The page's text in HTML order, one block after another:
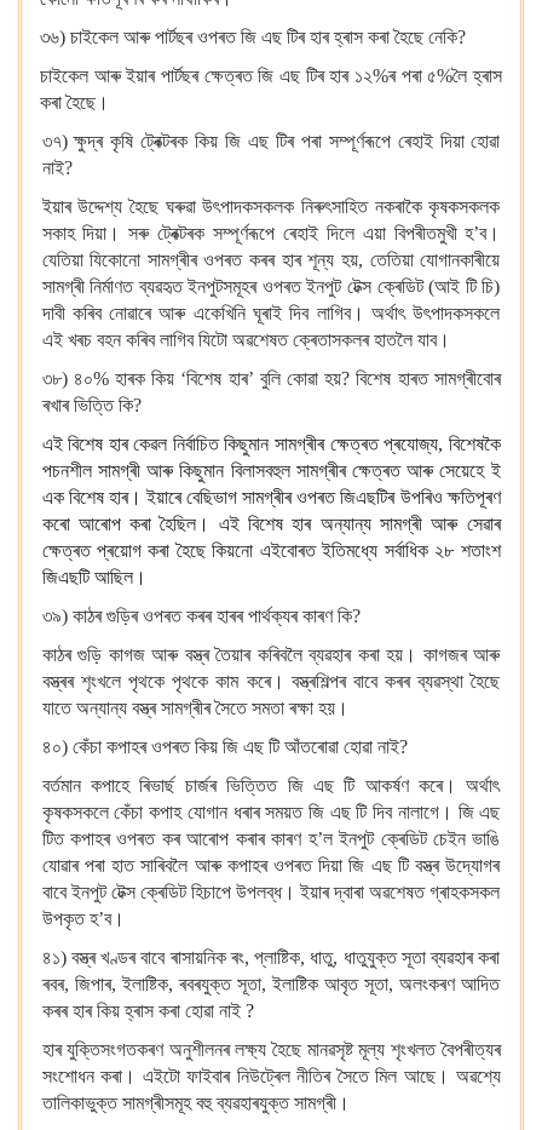
৩৬) চাইকেল আৰু পাৰ্টছৰ ওপৰত জি এছ টিৰ হাৰ হ্ৰাস কৰা হৈছে নেকি?
চাইকেল আৰু ইয়াৰ পাৰ্টছৰ ক্ষেত্ৰত জি এছ টিৰ হাৰ ১২%ৰ পৰা ৫%লৈ হ্ৰাস
কৰা হৈছে।
৩৭) ক্ষুদ্ৰ কৃষি ট্ৰেক্টৰক কিয় জি এছ টিৰ পৰা সম্পূৰ্ণৰূপে ৰেহাই দিয়া হোৱা
নাই?
ইয়াৰ উদ্দেশ্য হৈছে ঘৰুৱা উৎপাদকসকলক নিৰুৎসাহিত নকৰাকৈ কৃষকসকলক
সকাহ দিয়া। সৰু ট্ৰেক্টৰক সম্পূৰ্ণৰূপে ৰেহাই দিলে এয়া বিপৰীতমুখী হ’ব।
যেতিয়া যিকোনো সামগ্ৰীৰ ওপৰত কৰৰ হাৰ শূন্য হয়, তেতিয়া যোগানকাৰীয়ে
সামগ্ৰী নিৰ্মাণত ব্যৱহৃত ইনপুটসমূহৰ ওপৰত ইনপুট টেক্স ক্ৰেডিট (আই টি চি)
দাবী কৰিব নোৱাৰে আৰু একেখিনি ঘূৰাই দিব লাগিব। অৰ্থাৎ উৎপাদকসকলে
এই খৰচ বহন কৰিব লাগিব যিটো অৱশেষত ক্ৰেতাসকলৰ হাতলৈ যাব।
৩৮) ৪০% হাৰক কিয় ‘বিশেষ হাৰ’ বুলি কোৱা হয়? বিশেষ হাৰত সামগ্ৰীবোৰ
ৰখাৰ ভিত্তি কি?
এই বিশেষ হাৰ কেৱল নিৰ্বাচিত কিছুমান সামগ্ৰীৰ ক্ষেত্ৰত প্ৰযোজ্য, বিশেষকৈ
পচনশীল সামগ্ৰী আৰু কিছুমান বিলাসবহুল সামগ্ৰীৰ ক্ষেত্ৰত আৰু সেয়েহে ই
এক বিশেষ হাৰ। ইয়াৰে বেছিভাগ সামগ্ৰীৰ ওপৰত জিএছটিৰ উপৰিও ক্ষতিপূৰণ
কৰো আৰোপ কৰা হৈছিল। এই বিশেষ হাৰ অন্যান্য সামগ্ৰী আৰু সেৱাৰ
ক্ষেত্ৰত প্ৰয়োগ কৰা হৈছে কিয়নো এইবোৰত ইতিমধ্যে সৰ্বাধিক ২৮ শতাংশ
জিএছটি আছিল।
৩৯) কাঠৰ গুড়িৰ ওপৰত কৰৰ হাৰৰ পাৰ্থক্যৰ কাৰণ কি?
কাঠৰ গুড়ি কাগজ আৰু বস্ত্ৰ তৈয়াৰ কৰিবলৈ ব্যৱহাৰ কৰা হয়। কাগজৰ আৰু
বস্ত্ৰৰ শৃংখলে পৃথকে পৃথকে কাম কৰে। বস্ত্ৰশিল্পৰ বাবে কৰৰ ব্যৱস্থা হৈছে
যাতে অন্যান্য বস্ত্ৰ সামগ্ৰীৰ সৈতে সমতা ৰক্ষা হয়।
৪০) কেঁচা কপাহৰ ওপৰত কিয় জি এছ টি আঁতৰোৱা হোৱা নাই?
বৰ্তমান কপাহে ৰিভাৰ্ছ চাৰ্জৰ ভিত্তিত জি এছ টি আকৰ্ষণ কৰে। অৰ্থাৎ
কৃষকসকলে কেঁচা কপাহ যোগান ধৰাৰ সময়ত জি এছ টি দিব নালাগে। জি এছ
টিত কপাহৰ ওপৰত কৰ আৰোপ কৰাৰ কাৰণ হ’ল ইনপুট ক্ৰেডিট চেইন ভাঙি
যোৱাৰ পৰা হাত সাৰিবলৈ আৰু কপাহৰ ওপৰত দিয়া জি এছ টি বস্ত্ৰ উদ্যোগৰ
বাবে ইনপুট টেক্স ক্ৰেডিট হিচাপে উপলব্ধ। ইয়াৰ দ্বাৰা অৱশেষত গ্ৰাহকসকল
উপকৃত হ’ব।
৪১) বস্ত্ৰ খণ্ডৰ বাবে ৰাসায়নিক ৰং, প্লাষ্টিক, ধাতু, ধাতুযুক্ত সূতা ব্যৱহাৰ কৰা
ৰবৰ, জিপাৰ, ইলাষ্টিক, ৰবৰযুক্ত সূতা, ইলাষ্টিক আবৃত সূতা, অলংকৰণ আদিত
কৰৰ হাৰ কিয় হ্ৰাস কৰা হোৱা নাই ?
হাৰ যুক্তিসংগতকৰণ অনুশীলনৰ লক্ষ্য হৈছে মানৱসৃষ্ট মূল্য শৃংখলত বৈপৰীত্যৰ
সংশোধন কৰা। এইটো ফাইবাৰ নিউট্ৰেল নীতিৰ সৈতে মিল আছে। অৱশ্যে
তালিকাভুক্ত সামগ্ৰীসমূহ বহু ব্যৱহাৰযুক্ত সামগ্ৰী।